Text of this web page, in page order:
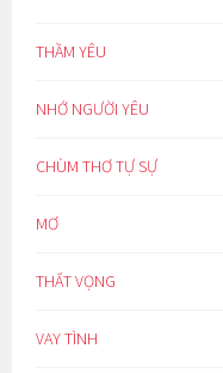
THẦM YÊU
NHỚ NGƯỜI YÊU
CHÙM THƠ TỰ SỰ
MƠ
THẤT VỌNG
VAY TÌNH